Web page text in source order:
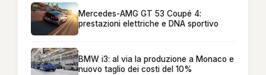
Mercedes-AMG GT 53 Coupé 4:
prestazioni elettriche e DNA sportivo
BMW i3: al via la produzione a Monaco e
nuovo taglio dei costi del 10%